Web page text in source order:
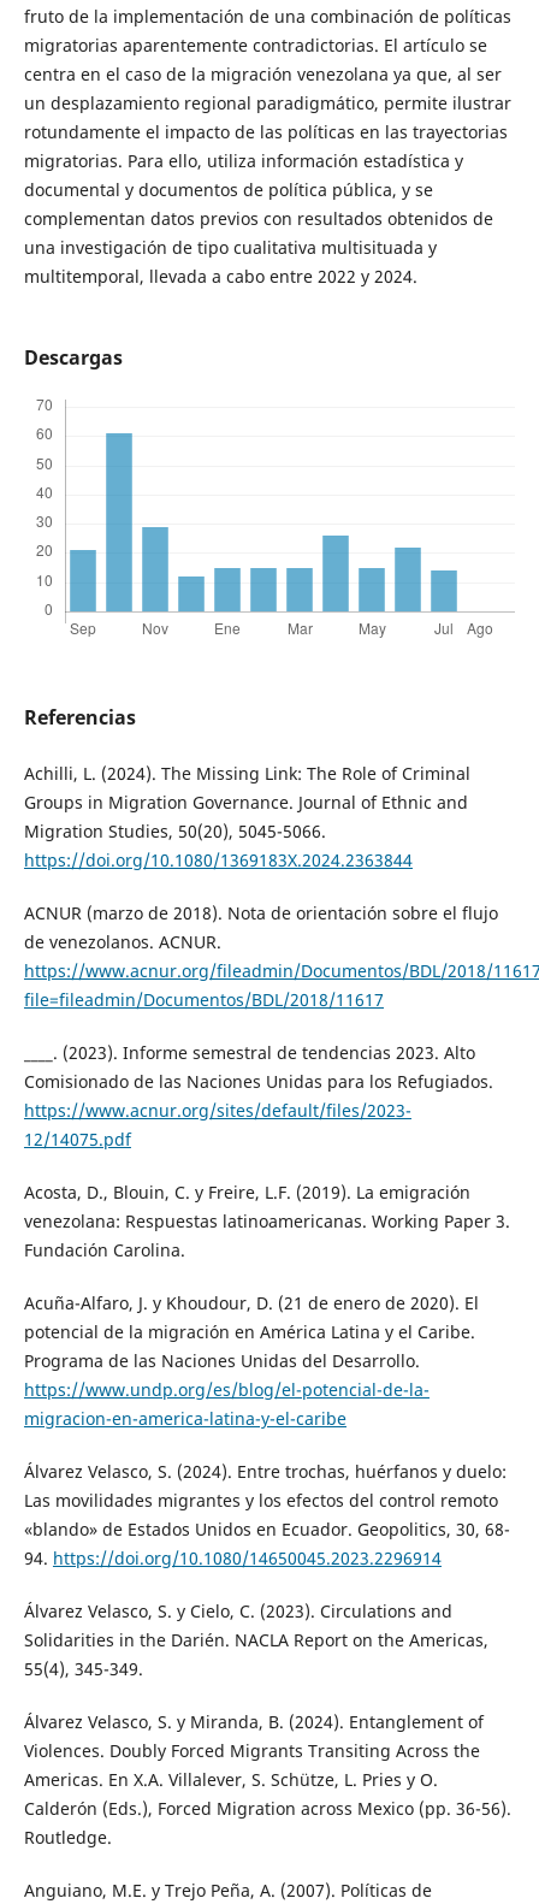
fruto de la implementación de una combinación de políticas
migratorias aparentemente contradictorias. El artículo se
centra en el caso de la migración venezolana ya que, al ser
un desplazamiento regional paradigmático, permite ilustrar
rotundamente el impacto de las políticas en las trayectorias
migratorias. Para ello, utiliza información estadística y
documental y documentos de política pública, y se
complementan datos previos con resultados obtenidos de
una investigación de tipo cualitativa multisituada y
multitemporal, llevada a cabo entre 2022 y 2024.
Descargas
Referencias
Achilli, L. (2024). The Missing Link: The Role of Criminal
Groups in Migration Governance. Journal of Ethnic and
Migration Studies, 50(20), 5045-5066.
https://doi.org/10.1080/1369183X.2024.2363844
ACNUR (marzo de 2018). Nota de orientación sobre el flujo
de venezolanos. ACNUR.
https://www.acnur.org/fileadmin/Documentos/BDL/2018/
file=fileadmin/Documentos/BDL/2018/11617
____. (2023). Informe semestral de tendencias 2023. Alto
Comisionado de las Naciones Unidas para los Refugiados.
https://www.acnur.org/sites/default/files/2023-
12/14075.pdf
Acosta, D., Blouin, C. y Freire, L.F. (2019). La emigración
venezolana: Respuestas latinoamericanas. Working Paper 3.
Fundación Carolina.
Acuña-Alfaro, J. y Khoudour, D. (21 de enero de 2020). El
potencial de la migración en América Latina y el Caribe.
Programa de las Naciones Unidas del Desarrollo.
https://www.undp.org/es/blog/el-potencial-de-la-
migracion-en-america-latina-y-el-caribe
Álvarez Velasco, S. (2024). Entre trochas, huérfanos y duelo:
Las movilidades migrantes y los efectos del control remoto
«blando» de Estados Unidos en Ecuador. Geopolitics, 30, 68-
94. https://doi.org/10.1080/14650045.2023.2296914
Álvarez Velasco, S. y Cielo, C. (2023). Circulations and
Solidarities in the Darién. NACLA Report on the Americas,
55(4), 345-349.
Álvarez Velasco, S. y Miranda, B. (2024). Entanglement of
Violences. Doubly Forced Migrants Transiting Across the
Americas. En X.A. Villalever, S. Schütze, L. Pries y O.
Calderón (Eds.), Forced Migration across Mexico (pp. 36-56).
Routledge.
Anguiano, M.E. y Trejo Peña, A. (2007). Políticas de